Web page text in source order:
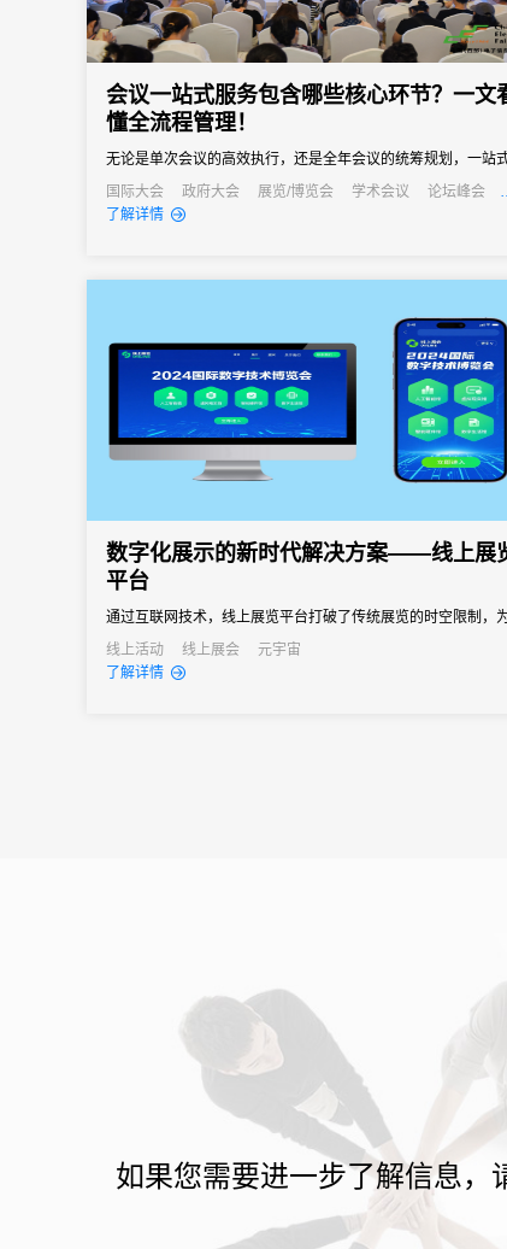
会议一站式服务包含哪些核心环节？一文
懂全流程管理！
无论是单次会议的高效执行，还是全年会议的统筹规划，一站
务都能成为主办方的得力助手，帮助企业在节省成本的同时，提
会议影响力，实现办会目标。
国际大会 政府大会 展览/博览会 学术会议
论坛峰会
线上活动
公关活动
了解详情
数字化展示的新时代解决方案——线上展
平台
通过互联网技术，线上展览平台打破了传统展览的时空限制，
类活动提供了全新的展示方式。
线上活动 线上展会
元宇宙
了解详情
如果您需要进一步了解信息，